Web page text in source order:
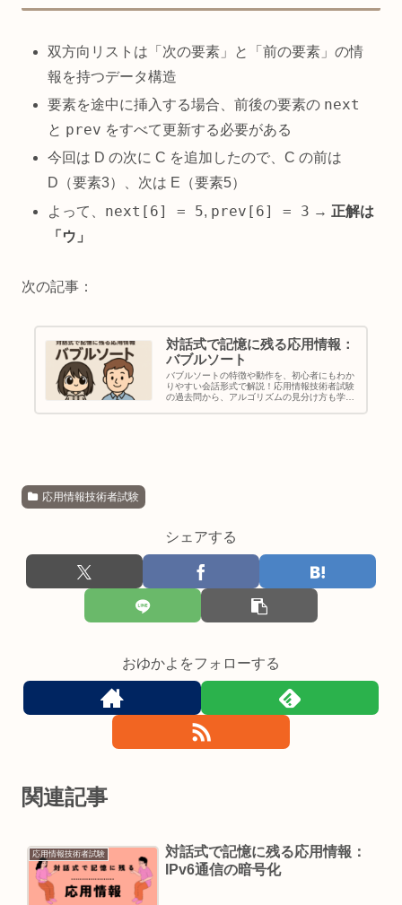
双方向リストは「次の要素」と「前の要素」の情
報を持つデータ構造
要素を途中に挿入する場合、前後の要素の next
と prev をすべて更新する必要がある
今回は D の次に C を追加したので、C の前は
D（要素3）、次は E（要素5）
よって、 next[6] = 5, prev[6] = 3 → 正解は
「ウ」
次の記事：
対話式で記憶に残る応用情報：
バブルソート
バブルソートの特徴や動作を、初心者にもわか
りやすい会話形式で解説！応用情報技術者試験
の過去問から、アルゴリズムの見分け方も学べ
応用情報技術者試験
シェアする
おゆかよをフォローする
関連記事
応用情報技術者試験
対話式で記憶に残る応用情報：
IPv6通信の暗号化